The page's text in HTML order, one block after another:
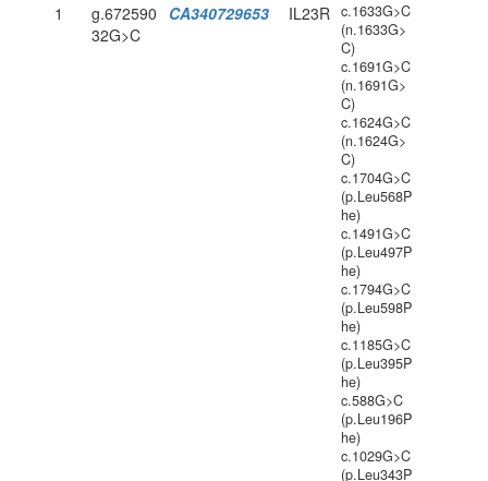
1
g.672590
32G>C
CA340729653 IL23R c.1633G>C
(n.1633G>
C)
c.1691G>C
(n.1691G>
C)
c.1624G>C
(n.1624G>
C)
c.1704G>C
(p.Leu568P
he)
c.1491G>C
(p.Leu497P
he)
c.1794G>C
(p.Leu598P
he)
c.1185G>C
(p.Leu395P
he)
c.588G>C
(p.Leu196P
he)
c.1029G>C
(p.Leu343P